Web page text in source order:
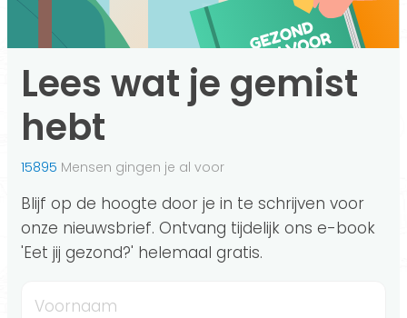
Lees wat je gemist
hebt
15895 Mensen gingen je al voor
Blijf op de hoogte door je in te schrijven voor
onze nieuwsbrief. Ontvang tijdelijk ons e-book
'Eet jij gezond?' helemaal gratis.
Voornaam